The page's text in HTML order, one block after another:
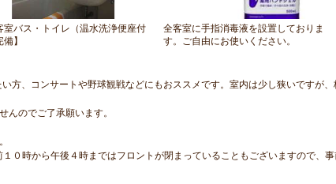
室バス・トイレ（温水洗浄便座付
】
全客室に手指消毒液を設置しておりま
す。ご自由にお使いください。
方、コンサートや野球観戦などにもおススメです。室内は少し狭いですが、
んのでご了承願います。
０時から午後４時まではフロントが閉まっていることもございますので、